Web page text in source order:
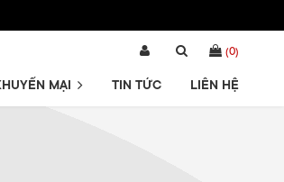
(0)
MẠI TIN TỨC LIÊN HỆ